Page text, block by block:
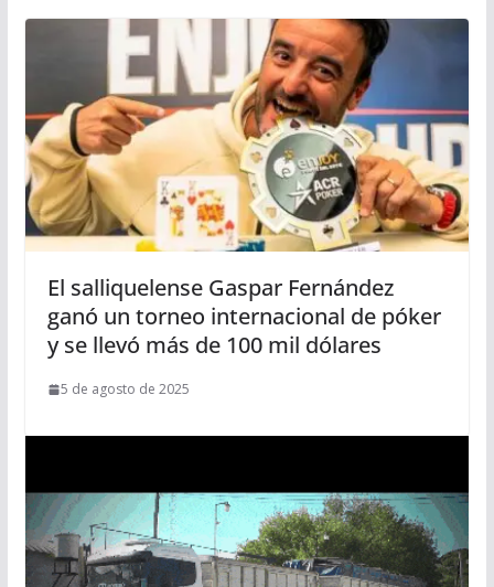
El salliquelense Gaspar Fernández
ganó un torneo internacional de póker
y se llevó más de 100 mil dólares
5 de agosto de 2025